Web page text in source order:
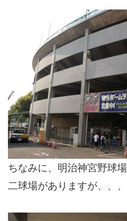
ちなみに、明治神宮野球
二球場がありますが、、、